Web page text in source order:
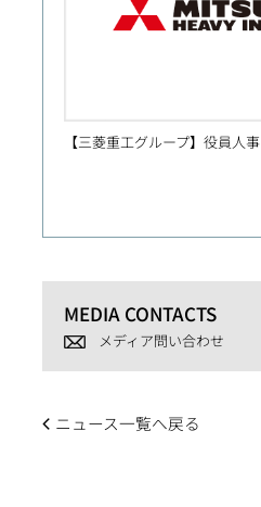
【三菱重工グループ】役員人事
MEDIA CONTACTS
メディア問い合わせ
ニュース一覧へ戻る